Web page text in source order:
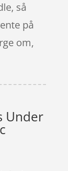
så
på
om,
Under